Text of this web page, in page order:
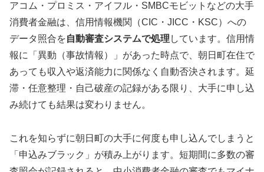
アコム・プロミス・アイフル・SMBCモビットなどの大手
消費者金融は、信用情報機関（CIC・JICC・KSC）への
データ照合を自動審査システムで処理 しています。信用情
報に「異動（事故情報）」があった時点で、朝日町在住で
あっても収入や返済能力に関係なく自動否決されます。延
滞・任意整理・自己破産の記録がある限り、大手に申し込
み続けても結果は変わりません。
これを知らずに朝日町の大手に何度も申し込んでしまうと
「申込みブラック」が積み上がります。短期間に多数の審